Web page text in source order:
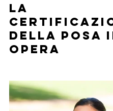
LA
DELLA POSA
OPERA